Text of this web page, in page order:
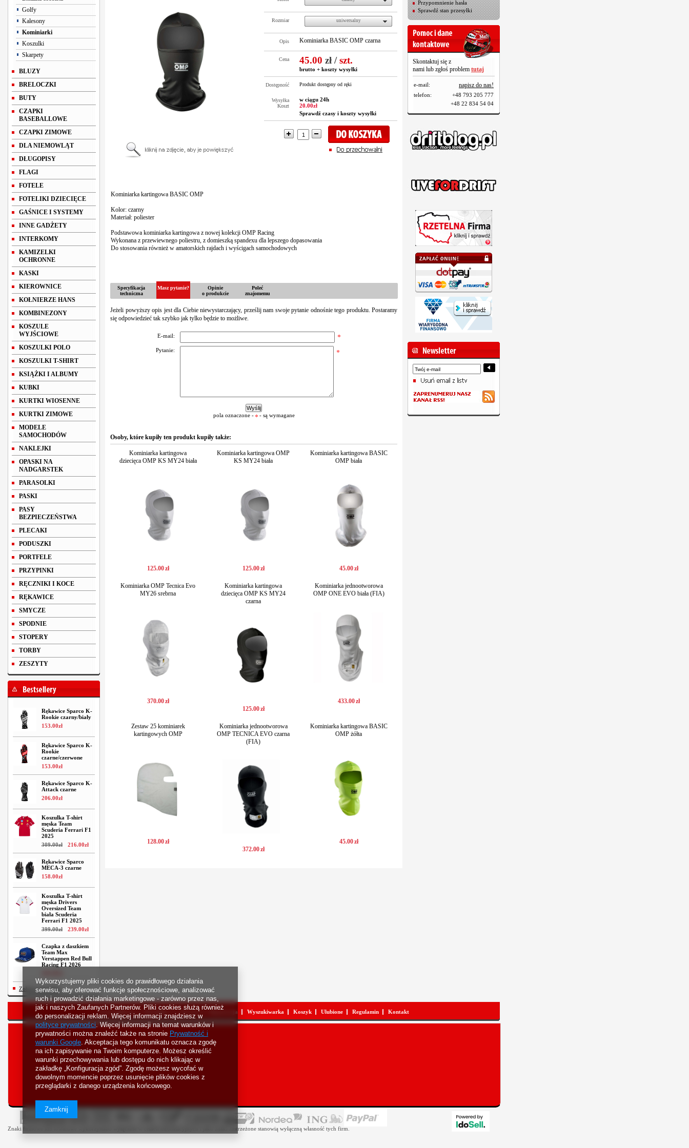
Golfy
Kalesony
Kominiarki
Koszulki
Skarpety
BLUZY
BRELOCZKI
BUTY
CZAPKI
BASEBALLOWE
CZAPKI ZIMOWE
DLA NIEMOWLĄT
DŁUGOPISY
FLAGI
FOTELE
FOTELIKI DZIECIĘCE
GAŚNICE I SYSTEMY
INNE GADŻETY
INTERKOMY
KAMIZELKI
OCHRONNE
KASKI
KIEROWNICE
KOŁNIERZE HANS
KOMBINEZONY
KOSZULE
WYJŚCIOWE
KOSZULKI POLO
KOSZULKI T-SHIRT
KSIĄŻKI I ALBUMY
KUBKI
KURTKI WIOSENNE
KURTKI ZIMOWE
MODELE
SAMOCHODÓW
NAKLEJKI
OPASKI NA
NADGARSTEK
PARASOLKI
PASKI
PASY
BEZPIECZEŃSTWA
PLECAKI
PODUSZKI
PORTFELE
PRZYPINKI
RĘCZNIKI I KOCE
RĘKAWICE
SMYCZE
SPODNIE
STOPERY
TORBY
ZESZYTY
Rękawice Sparco K-
Rookie czarny/biały
153.00zł
Rękawice Sparco K-
Rookie
czarne/czerwone
153.00zł
Rękawice Sparco K-
Attack czarne
206.00zł
Koszulka T-shirt
męska Team
Scuderia Ferrari F1
2025
309.00zł 216.00zł
Rękawice Sparco
MECA-3 czarne
158.00zł
Koszulka T-shirt
męska Drivers
Oversized Team
biała Scuderia
Ferrari F1 2025
399.00zł 239.00zł
Czapka z daszkiem
Team Max
Verstappen Red Bull
Racing F1 2026
Zobacz wszystkie
Rozmiar uniwersalny
Opis Kominiarka BASIC OMP czarna
Cena 45.00 zł/szt.
brutto + koszty wysyłki
Dostępność Produkt dostępny od ręki
Wysyłka w ciągu 24h
Koszt
20.00zł
Sprawdź czasy i koszty wysyłki
Kominiarka kartingowa BASIC OMP
Kolor: czarny
Materiał: poliester
Podstawowa kominiarka kartingowa z nowej kolekcji OMP Racing
Wykonana z przewiewnego poliestru, z domieszką spandexu dla lepszego dopasowania
Do stosowania również w amatorskich rajdach i wyścigach samochodowych
Specyfikacja
techniczna
Masz pytanie?
Opinie
o produkcie
Poleć
znajomemu
Jeżeli powyższy opis jest dla Ciebie niewystarczający, prześlij nam swoje pytanie odnośnie tego produktu. Postaramy
się odpowiedzieć tak szybko jak tylko będzie to możliwe.
E-mail:
Pytanie:
pola oznaczone - - są wymagane
Osoby, które kupiły ten produkt kupiły także:
Kominiarka kartingowa
dziecięca OMP KS MY24 biała
125.00zł
Kominiarka kartingowa OMP
KS MY24 biała
125.00zł
Kominiarka kartingowa BASIC
OMP biała
45.00zł
Kominiarka OMP Tecnica Evo
MY26 srebrna
370.00zł
Kominiarka kartingowa
dziecięca OMP KS MY24
czarna
125.00zł
Kominiarka jednootworowa
OMP ONE EVO biała (FIA)
433.00zł
Zestaw 25 kominiarek
kartingowych OMP
128.00zł
Kominiarka jednootworowa
OMP TECNICA EVO czarna
(FIA)
372.00zł
Kominiarka kartingowa BASIC
OMP żółta
45.00zł
Przypomnienie hasła
Sprawdź stan przesyłki
Skontaktuj się z
nami lub zgłoś problem tutaj
e-mail: napisz do nas!
telefon:
+48 793 205 777
+48 22 834 54 04
Strona główna Bestsellery Nowości Rejestracja Wyszukiwarka Koszyk Ulubione Regulamin Kontakt
Znaki firmowe lub towarowe wykorzystano wyłącznie w celach informacyjnych i jako znaki zastrzeżone stanowią wyłączną własność tych firm.
Wykorzystujemy pliki cookies do prawidłowego działania
serwisu, aby oferować funkcje społecznościowe, analizować
ruch i prowadzić działania marketingowe - zarówno przez nas,
jak i naszych Zaufanych Partnerów. Pliki cookies służą również
do personalizacji reklam. Więcej informacji znajdziesz w
polityce prywatności. Więcej informacji na temat warunków i
prywatności można znaleźć także na stronie Prywatność i
warunki Google. Akceptacja tego komunikatu oznacza zgodę
na ich zapisywanie na Twoim komputerze. Możesz określić
warunki przechowywania lub dostępu do nich klikając w
zakładkę „Konfiguracja zgód”. Zgodę możesz wycofać w
dowolnym momencie poprzez usunięcie plików cookies z
przeglądarki z danego urządzenia końcowego.
Zamknij